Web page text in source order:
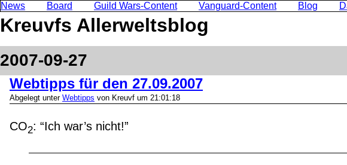
News Board Guild Wars-Content Vanguard-Content Blog
Kreuvfs Allerweltsblog
2007-09-27
Webtipps für den 27.09.2007
Abgelegt unter Webtipps von Kreuvf um 21:01:18
CO2: “Ich war’s nicht!”